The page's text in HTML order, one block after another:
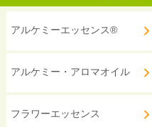
アルケミーエッセンス®
アルケミー・アロマオイル
フラワーエッセンス